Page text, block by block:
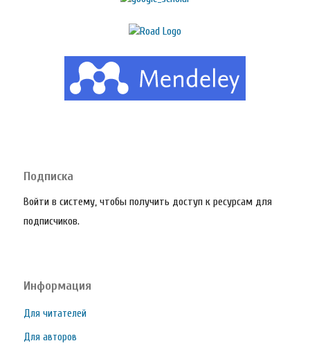
Подписка
Войти в систему, чтобы получить доступ к ресурсам для
подписчиков.
Информация
Для читателей
Для авторов